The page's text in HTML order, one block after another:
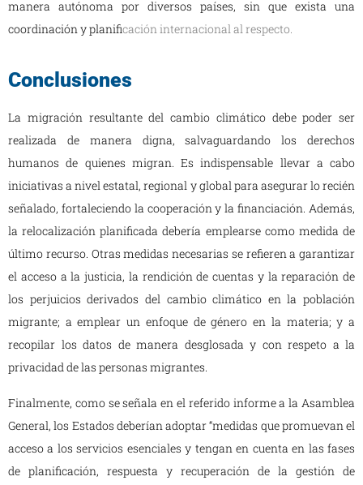
manera autónoma por diversos países, sin que exista una
coordinación y planificación internacional al respecto.
Conclusiones
La migración resultante del cambio climático debe poder ser
realizada de manera digna, salvaguardando los derechos
humanos de quienes migran. Es indispensable llevar a cabo
iniciativas a nivel estatal, regional y global para asegurar lo recién
señalado, fortaleciendo la cooperación y la financiación. Además,
la relocalización planificada debería emplearse como medida de
último recurso. Otras medidas necesarias se refieren a garantizar
el acceso a la justicia, la rendición de cuentas y la reparación de
los perjuicios derivados del cambio climático en la población
migrante; a emplear un enfoque de género en la materia; y a
recopilar los datos de manera desglosada y con respeto a la
privacidad de las personas migrantes.
Finalmente, como se señala en el referido informe a la Asamblea
General, los Estados deberían adoptar “medidas que promuevan el
acceso a los servicios esenciales y tengan en cuenta en las fases
de planificación, respuesta y recuperación de la gestión de